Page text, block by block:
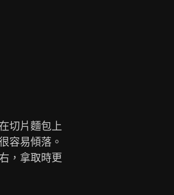
切片麵包上
容易傾落。
，拿取時更